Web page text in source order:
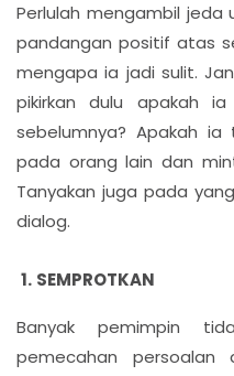
Perlulah mengambil jeda
pandangan positif atas
mengapa ia jadi sulit.
pikirkan dulu apakah ia
sebelumnya? Apakah ia
pada orang lain dan
Tanyakan juga pada
dialog.
SEMPROTKAN
Banyak pemimpin
pemecahan persoalan